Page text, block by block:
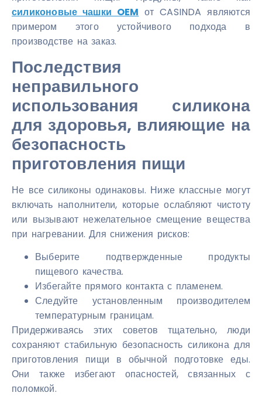
силиконовые чашки OEM от CASINDA являются
примером этого устойчивого подхода в
производстве на заказ.
Последствия
неправильного
использования силикона
для здоровья, влияющие на
безопасность
приготовления пищи
Не все силиконы одинаковы. Ниже классные могут
включать наполнители, которые ослабляют чистоту
или вызывают нежелательное смещение вещества
при нагревании. Для снижения рисков:
Выберите подтвержденные продукты
пищевого качества.
Избегайте прямого контакта с пламенем.
Следуйте установленным производителем
температурным границам.
Придерживаясь этих советов тщательно, люди
сохраняют стабильную безопасность силикона для
приготовления пищи в обычной подготовке еды.
Они также избегают опасностей, связанных с
поломкой.